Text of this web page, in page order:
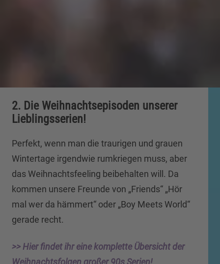
2. Die Weihnachtsepisoden unserer
Lieblingsserien!
Perfekt, wenn man die traurigen und grauen
Wintertage irgendwie rumkriegen muss, aber
das Weihnachtsfeeling beibehalten will. Da
kommen unsere Freunde von „Friends“ „Hör
mal wer da hämmert“ oder „Boy Meets World“
gerade recht.
>> Hier findet ihr eine komplette Übersicht der
Weihnachtsfolgen großer 90s Serien!